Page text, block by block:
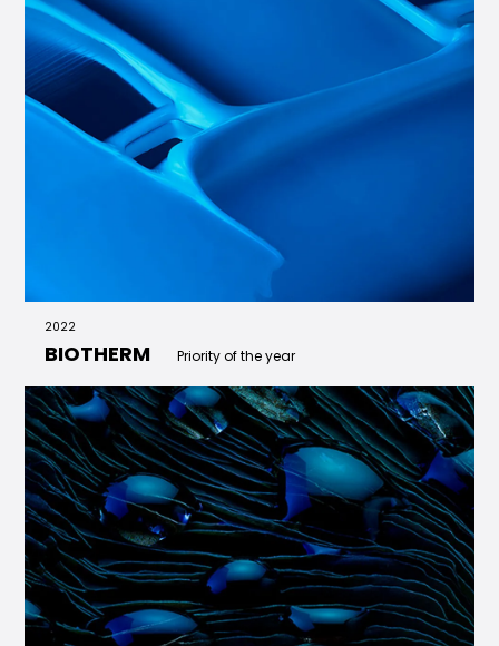
2022
BIOTHERM Priority of the year